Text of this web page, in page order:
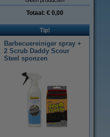
Totaal: € 0,00
Tip!
Barbecuereiniger spray +
2 Scrub Daddy Scour
Steel sponzen